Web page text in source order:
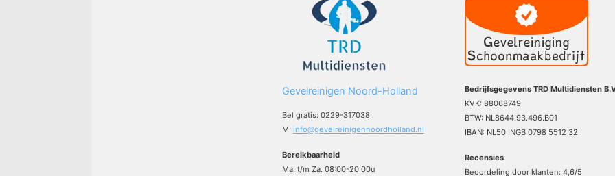
Gevelreinigen Noord-Holland
Bel gratis: 0229-317038
M: info@gevelreinigennoordholland.nl
Bereikbaarheid
Ma. t/m Za. 08:00-20:00u
Bedrijfsgegevens TRD Multidiensten
KVK: 88068749
BTW: NL8644.93.496.B01
IBAN: NL50 INGB 0798 5512 32
Recensies
Beoordeling door klanten: 4,6/5